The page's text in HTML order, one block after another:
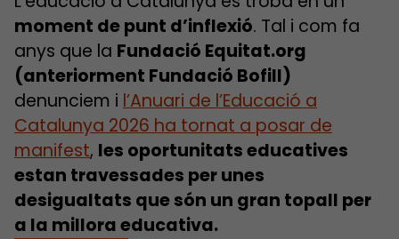
moment de punt d’inflexió. Tal i com fa
anys que la Fundació Equitat.org
(anteriorment Fundació Bofill)
denunciem i l’Anuari de l’Educació a
Catalunya 2026 ha tornat a posar de
manifest, les oportunitats educatives
estan travessades per unes
desigualtats que són un gran topall per
a la millora educativa.